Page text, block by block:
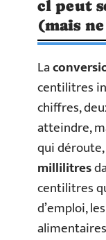
cl peut
(mais
La
centilitres
chiffres,
atteindre,
qui
millilitres
centilitres
d’emploi,